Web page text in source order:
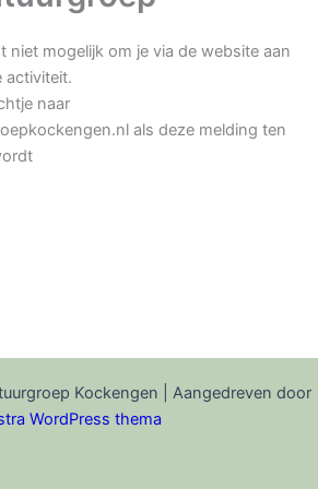
niet mogelijk om je via de website aan
activiteit.
naar
als deze melding ten
Kockengen | Aangedreven door
WordPress thema